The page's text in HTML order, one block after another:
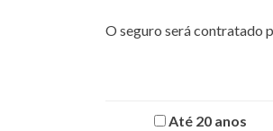
O seguro será contratado
Até 20 anos